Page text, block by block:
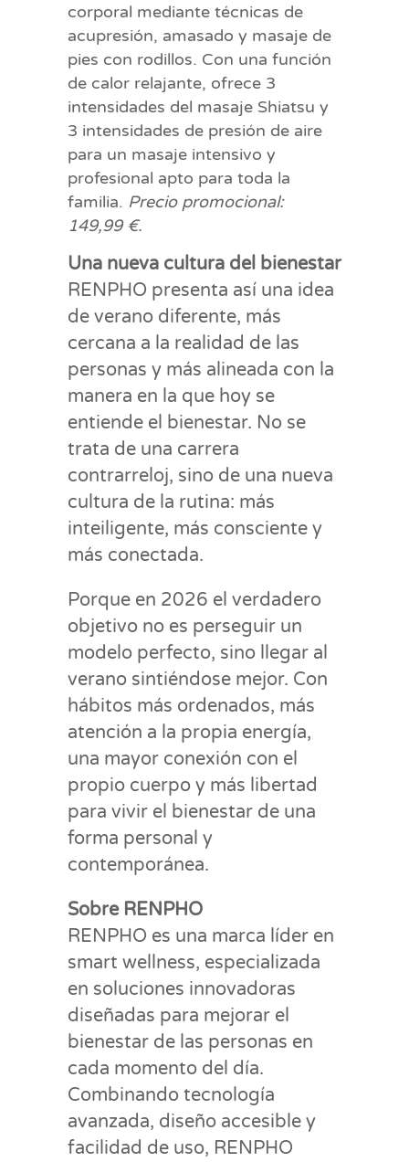
corporal mediante técnicas de
acupresión, amasado y masaje de
pies con rodillos. Con una función
de calor relajante, ofrece 3
intensidades del masaje Shiatsu y
3 intensidades de presión de aire
para un masaje intensivo y
profesional apto para toda la
familia. Precio promocional:
149,99 €.
Una nueva cultura del bienestar
RENPHO presenta así una idea
de verano diferente, más
cercana a la realidad de las
personas y más alineada con la
manera en la que hoy se
entiende el bienestar. No se
trata de una carrera
contrarreloj, sino de una nueva
cultura de la rutina: más
inteiligente, más consciente y
más conectada.
Porque en 2026 el verdadero
objetivo no es perseguir un
modelo perfecto, sino llegar al
verano sintiéndose mejor. Con
hábitos más ordenados, más
atención a la propia energía,
una mayor conexión con el
propio cuerpo y más libertad
para vivir el bienestar de una
forma personal y
contemporánea.
Sobre RENPHO
RENPHO es una marca líder en
smart wellness, especializada
en soluciones innovadoras
diseñadas para mejorar el
bienestar de las personas en
cada momento del día.
Combinando tecnología
avanzada, diseño accesible y
facilidad de uso, RENPHO